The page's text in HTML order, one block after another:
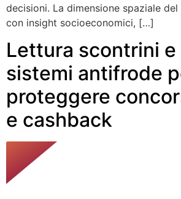
decisioni. La dimensione spaziale
con insight socioeconomici, […]
Lettura scontrini
sistemi antifrode
proteggere
e cashback